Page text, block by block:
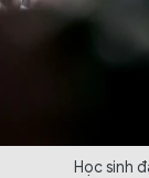
Học sinh